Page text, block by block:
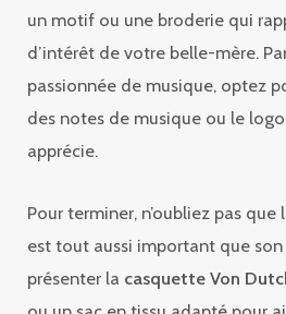
un motif ou une broderie qui
d’intérêt de votre belle-mère.
passionnée de musique, optez
des notes de musique ou le logo
apprécie.
Pour terminer, n’oubliez pas que
est tout aussi important que
présenter la casquette Von